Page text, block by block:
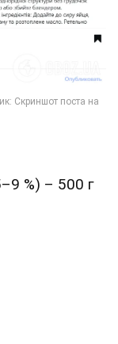
%) – 500 г